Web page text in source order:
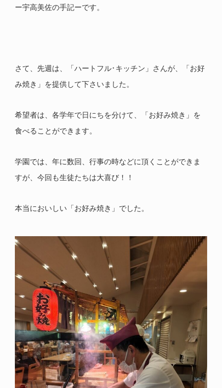
ー宇高美佐の手記ーです。
さて、先週は、「ハートフル･キッチン」さんが、「お好
み焼き」を提供して下さいました。
希望者は、各学年で日にちを分けて、「お好み焼き」を
食べることができます。
学園では、年に数回、行事の時などに頂くことができま
すが、今回も生徒たちは大喜び！！
本当においしい「お好み焼き」でした。